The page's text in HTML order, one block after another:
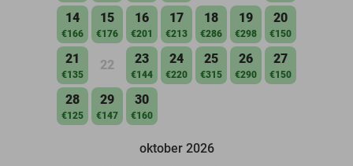
14
€166
15
€176
16
€201
17
€213
18
€286
19
€298
20
€150
21
€135
22 23
€144
24
€220
25
€315
26
€290
27
€150
28
€125
29
€147
30
€160
oktober 2026